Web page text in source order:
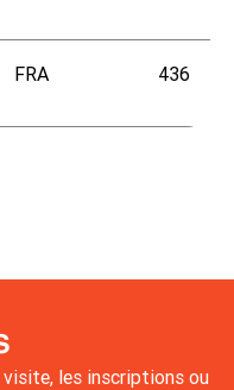
FRA 436
les inscriptions ou